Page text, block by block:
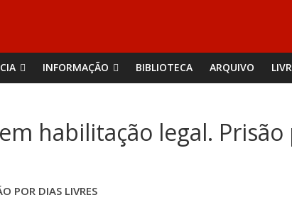
INFORMAÇÃO BIBLIOTECA ARQUIVO
habilitação legal.
POR DIAS LIVRES